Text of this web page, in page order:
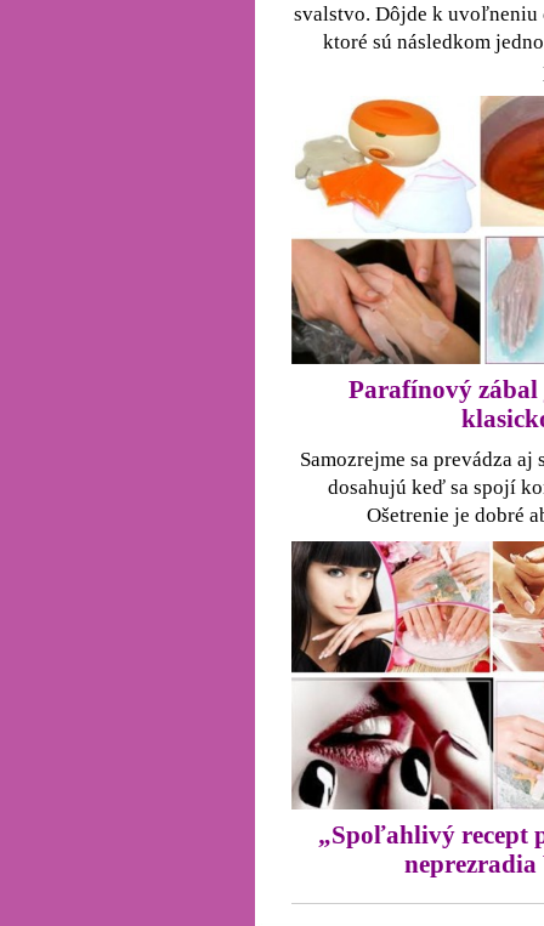
svalstvo. Dôjde k uvoľneniu
ktoré sú následkom
Parafínový
Samozrejme sa prevádza
dosahujú keď sa spojí
Ošetrenie je dobré
„Spoľahlivý recept
neprezradia